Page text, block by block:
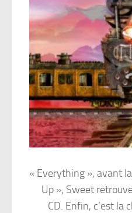
« Everything », avant
Up », Sweet
CD. Enfin, c’est